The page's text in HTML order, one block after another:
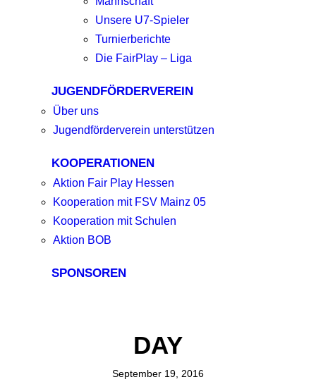
Unsere U7-Spieler
Turnierberichte
Die FairPlay – Liga
JUGENDFÖRDERVEREIN
Über uns
Jugendförderverein unterstützen
KOOPERATIONEN
Aktion Fair Play Hessen
Kooperation mit FSV Mainz 05
Kooperation mit Schulen
Aktion BOB
SPONSOREN
DAY
September 19, 2016